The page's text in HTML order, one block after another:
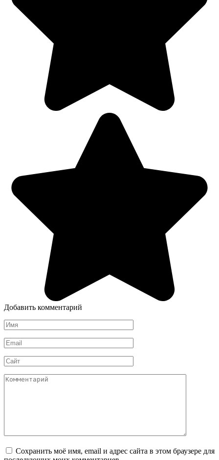
Добавить комментарий
Имя
*
Email
*
Сайт
Комментарий
Сохранить моё имя, email и адрес сайта в этом браузере для